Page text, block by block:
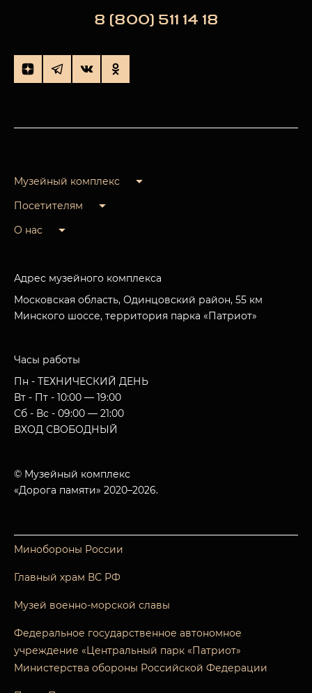
8 (800) 511 14 18
Музейный комплекс
Посетителям
О нас
Адрес музейного комплекса
Московская область, Одинцовский район, 55 км
Минского шоссе, территория парка «Патриот»
Часы работы
Пн - ТЕХНИЧЕСКИЙ ДЕНЬ
Вт - Пт - 10:00 — 19:00
Сб - Вс - 09:00 — 21:00
ВХОД СВОБОДНЫЙ
© Музейный комплекс
«Дорога памяти» 2020–2026.
Минобороны России
Главный храм ВС РФ
Музей военно-морской славы
Федеральное государственное автономное
учреждение «Центральный парк «Патриот»
Министерства обороны Российской Федерации